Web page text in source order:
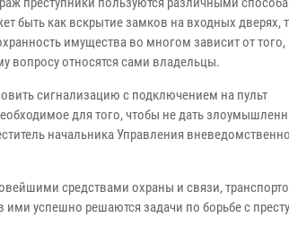
быть как вскрытие замков на входных дверях,
имущества во многом зависит от того,
вопросу относятся сами владельцы.
сигнализацию с подключением на пульт
для того, чтобы не дать
начальника Управления
средствами охраны и связи,
успешно решаются задачи по борьбе с